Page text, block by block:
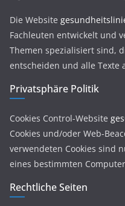
Die Website
Fachleuten entwickelt und
Themen spezialisiert sind,
entscheiden und alle Texte
Privatsphäre Politik
Cookies Control-Website
Cookies und/oder Web-
verwendeten Cookies sind
eines bestimmten
Rechtliche Seiten